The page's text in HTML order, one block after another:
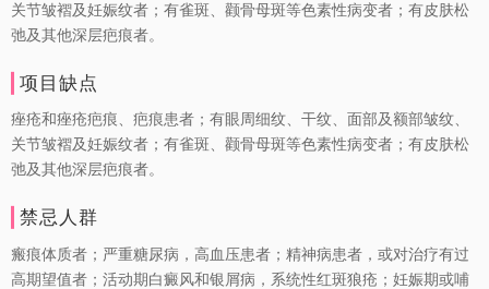
关节皱褶及妊娠纹者；有雀斑、颧骨母斑等色素性病变者；有皮肤松
弛及其他深层疤痕者。
项目缺点
痤疮和痤疮疤痕、疤痕患者；有眼周细纹、干纹、面部及额部皱纹、
关节皱褶及妊娠纹者；有雀斑、颧骨母斑等色素性病变者；有皮肤松
弛及其他深层疤痕者。
禁忌人群
瘢痕体质者；严重糖尿病，高血压患者；精神病患者，或对治疗有过
高期望值者；活动期白癜风和银屑病，系统性红斑狼疮；妊娠期或哺